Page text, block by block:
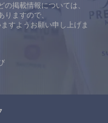
掲載情報については、
ますので、
すようお願い申し上げま